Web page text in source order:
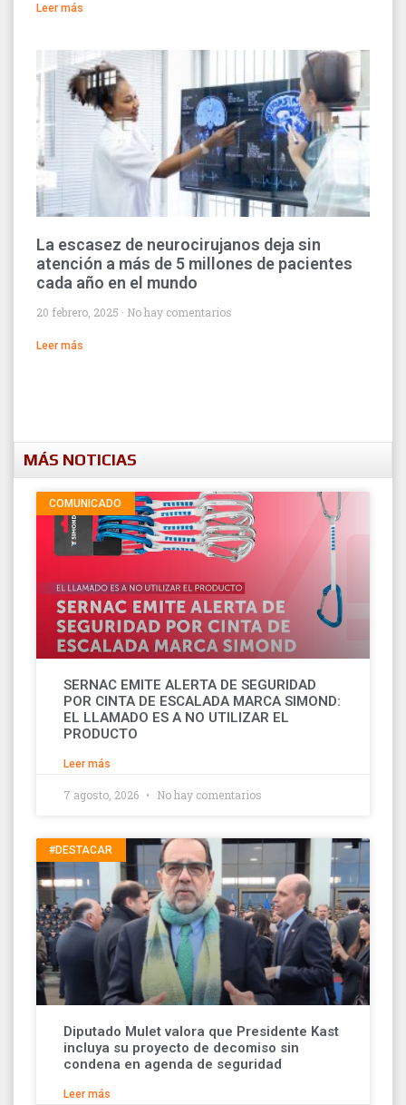
Leer más
La escasez de neurocirujanos deja sin
atención a más de 5 millones de pacientes
cada año en el mundo
20 febrero, 2025 No hay comentarios
Leer más
MÁS NOTICIAS
COMUNICADO
SERNAC EMITE ALERTA DE SEGURIDAD
POR CINTA DE ESCALADA MARCA SIMOND:
EL LLAMADO ES A NO UTILIZAR EL
PRODUCTO
Leer más
7 agosto, 2026 No hay comentarios
#DESTACAR
Diputado Mulet valora que Presidente Kast
incluya su proyecto de decomiso sin
condena en agenda de seguridad
Leer más